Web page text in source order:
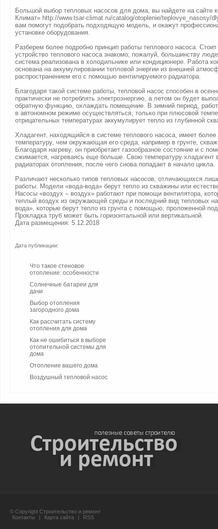
Большой выбор тепловых насосов для дома, вы найдете на сайте
Климат» http://www.tsar-climat.ru/catalog/otoplenie/teplovye_nasosy/
вам помогут подобрать подходящую модель, и окажут
установке оборудования.
Разберем более подробно принцип работы теплового насоса. Стоит
устройство теплового насоса знакомо, пожалуй, большинству
система реализована в холодильнике или кондиционере. Работа
основана на аккумулировании тепловой энергии из внешней
распространением его с помощью вентилируемого радиатора.
Благодаря такой системе работы, тепловой насос способен в
практически не потреблять электроэнергию, а летом он будет
обратную функцию, охлаждать помещение. В зимний период,
в автономном режиме осуществляться, только при плюсовой
отрицательных температурах аккумулирует тепло из глубинной
Хладагент, находящийся в системе теплового насоса, имеет более
температуру, чем окружающая его среда, например в грунте,
Благодаря нагреву, он приобретает газообразное состояние и с
сжимается, нагреваясь еще больше. Свою температуру хладагент
радиаторах отопления, после чего снова попадает в начало цикла.
Различают несколько типов тепловых насосов, отличающихся
работы. Модели «вода-вода» берут тепло из скважины или
Насосы «воздух – воздух» работают при помощи вентилятора,
теплый воздух из окружающей среды и последний вид тепловых
вода», которые берут тепло из грунта с помощью, проложенной
Прокладка труб может быть горизонтальной или вертикальной.
Дата размещения: 5.12.2018
Дата публикации:
Что такое стеновое
отопление: особенности
Солнечные батареи для
дачи
Выбор отопления
загородного дома
Как рассчитать систему
отопления для дома
Как не ошибиться в выборе
отопительной системы для
дома
Отопление вашего дома
Воздушный тепловой насос
© Copyright Строительство и ремонт
Контакты
| Карта сайта | RSS